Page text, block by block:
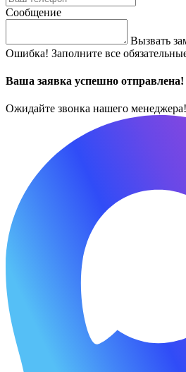
Сообщение
Вызвать
Ошибка! Заполните все
Ваша заявка успешно отправлена!
Ожидайте звонка нашего менеджера!